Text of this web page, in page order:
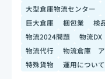
大型倉庫物流センター
巨大倉庫
梱包業 検
物流2024問題
物流DX
物流代行
物流倉庫 ア
特殊貨物
運用について